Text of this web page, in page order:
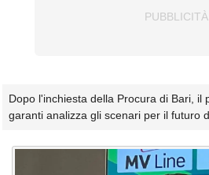
Dopo l'inchiesta della Procura di Bari, il
garanti analizza gli scenari per il futuro